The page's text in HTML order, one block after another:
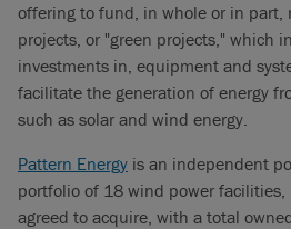
offering to fund, in whole or in part,
projects, or "green projects," which
investments in, equipment and
facilitate the generation of energy
such as solar and wind energy.
Pattern Energy is an independent
portfolio of 18 wind power
agreed to acquire, with a total